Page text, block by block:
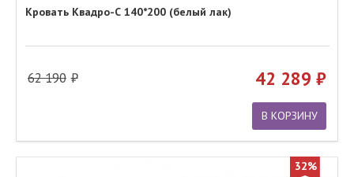
Кровать Квадро-С 140*200 (белый лак)
62 190 42 289
В КОРЗИНУ
32%